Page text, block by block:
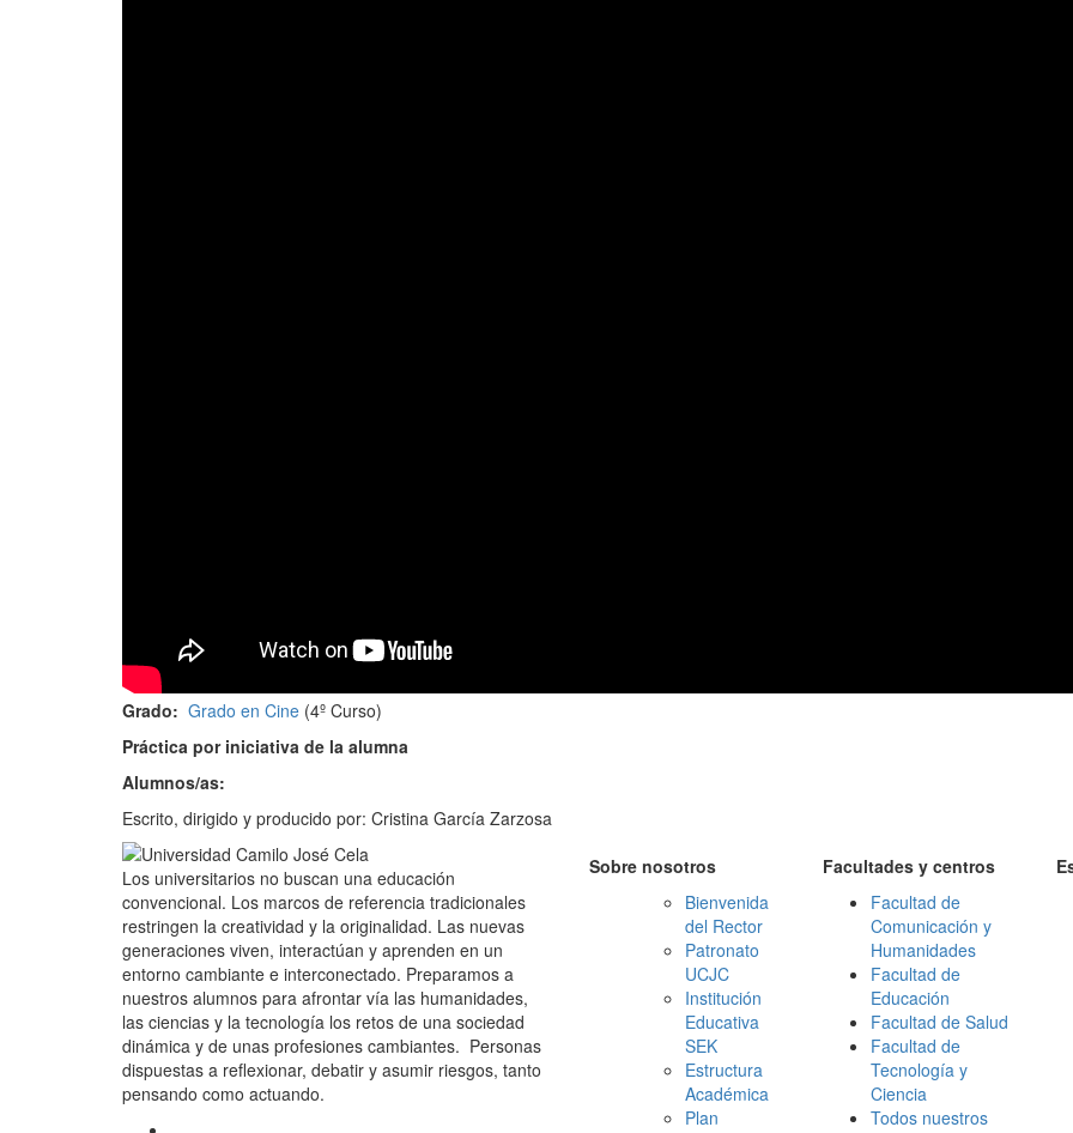
Grado: Grado en Cine (4º Curso)
Práctica por iniciativa de la alumna
Alumnos/as:
Escrito, dirigido y producido por: Cristina García Zarzosa
Los universitarios no buscan una educación
convencional. Los marcos de referencia tradicionales
restringen la creatividad y la originalidad. Las nuevas
generaciones viven, interactúan y aprenden en un
entorno cambiante e interconectado. Preparamos a
nuestros alumnos para afrontar vía las humanidades,
las ciencias y la tecnología los retos de una sociedad
dinámica y de unas profesiones cambiantes. Personas
dispuestas a reflexionar, debatir y asumir riesgos, tanto
pensando como actuando.
Sobre nosotros
Bienvenida
del Rector
Patronato
UCJC
Institución
Educativa
SEK
Estructura
Académica
Plan
Facultades y centros
Facultad de
Comunicación y
Humanidades
Facultad de
Educación
Facultad de Salud
Facultad de
Tecnología y
Ciencia
Todos nuestros